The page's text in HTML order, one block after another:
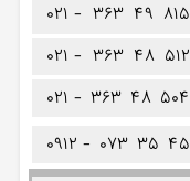
۰۲۱ - ۳۶۳ ۴۹ ۸۱۵
۰۲۱ - ۳۶۳ ۴۸ ۵۱۲
۰۲۱ - ۳۶۳ ۴۸ ۵۰۴
۰۹۱۲ - ۰۷۳ ۳۵ ۴۵